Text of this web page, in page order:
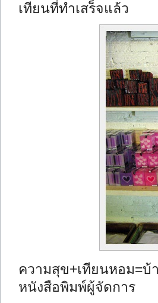
เทียนที่ทำเสร็จแล้ว
ความสุข+เทียนหอม=
หนังสือพิมพ์ผู้จัดการ